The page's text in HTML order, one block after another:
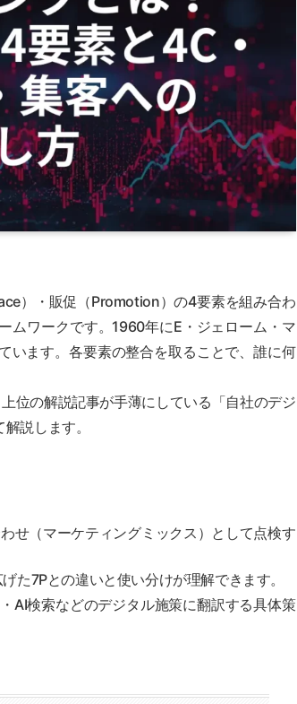
）・販促（Promotion）の4要素を組み合わ
ムワークです。1960年にE・ジェローム・マ
います。各要素の整合を取ることで、誰に何
位の解説記事が手薄にしている「自社のデジ
説します。
せ（マーケティングミックス）として点検す
た7Pとの違いと使い分けが理解できます。
AI検索などのデジタル施策に翻訳する具体策